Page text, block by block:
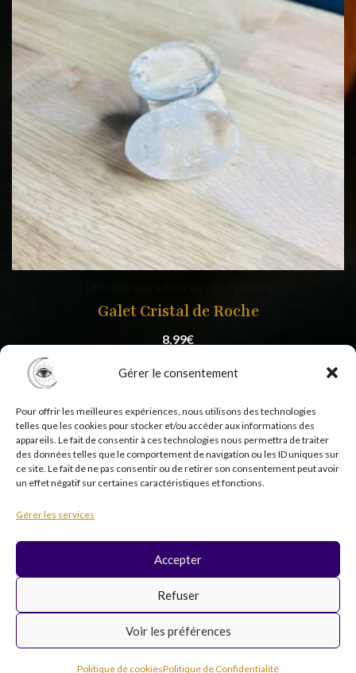
Gérer le consentement
Pour offrir les meilleures expériences, nous utilisons des technologies
telles que les cookies pour stocker et/ou accéder aux informations des
appareils. Le fait de consentir à ces technologies nous permettra de traiter
des données telles que le comportement de navigation ou les ID uniques sur
ce site. Le fait de ne pas consentir ou de retirer son consentement peut avoir
un effet négatif sur certaines caractéristiques et fonctions.
Gérer les services
Accepter
Refuser
Voir les préférences
Politique de cookiesPolitique de Confidentialité
Galet Cristal de Roche
8,99€
Copyright © 2026 Psycholistik Box | EI Delphine
b
o
n
t
a
g
t
u
b
o
k
Inscription newsletter